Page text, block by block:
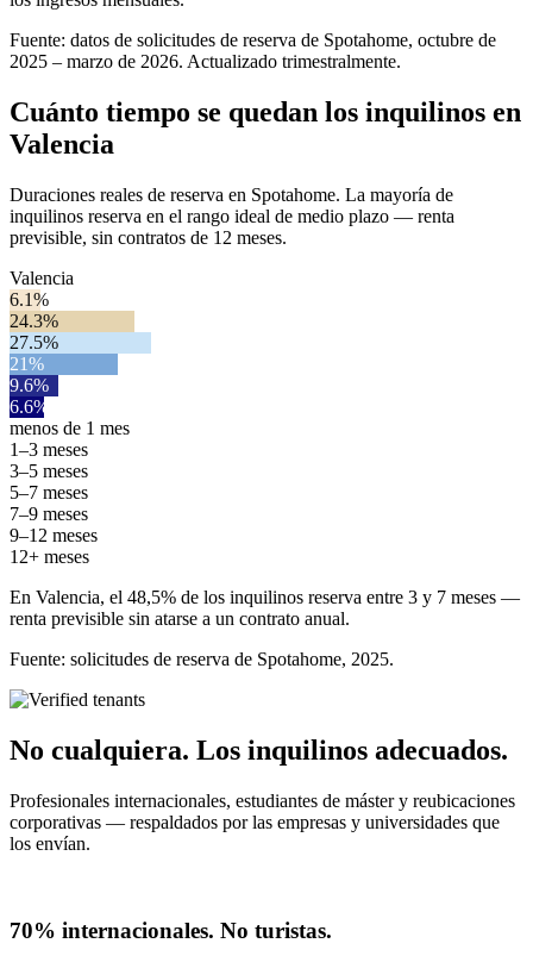
Fuente: datos de solicitudes de reserva de Spotahome, octubre de
2025 – marzo de 2026. Actualizado trimestralmente.
Cuánto tiempo se quedan los inquilinos en
Valencia
Duraciones reales de reserva en Spotahome. La mayoría de
inquilinos reserva en el rango ideal de medio plazo — renta
previsible, sin contratos de 12 meses.
Valencia
6.1%
24.3%
27.5%
21%
9.6%
6.6%
menos de 1 mes
1–3 meses
3–5 meses
5–7 meses
7–9 meses
9–12 meses
12+ meses
En Valencia, el 48,5% de los inquilinos reserva entre 3 y 7 meses —
renta previsible sin atarse a un contrato anual.
Fuente: solicitudes de reserva de Spotahome, 2025.
No cualquiera. Los inquilinos adecuados.
Profesionales internacionales, estudiantes de máster y reubicaciones
corporativas — respaldados por las empresas y universidades que
los envían.
70% internacionales. No turistas.